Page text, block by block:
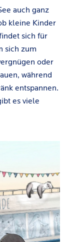
auch ganz
kleine Kinder
sich für
sich zum
oder
während
entspannen.
es viele